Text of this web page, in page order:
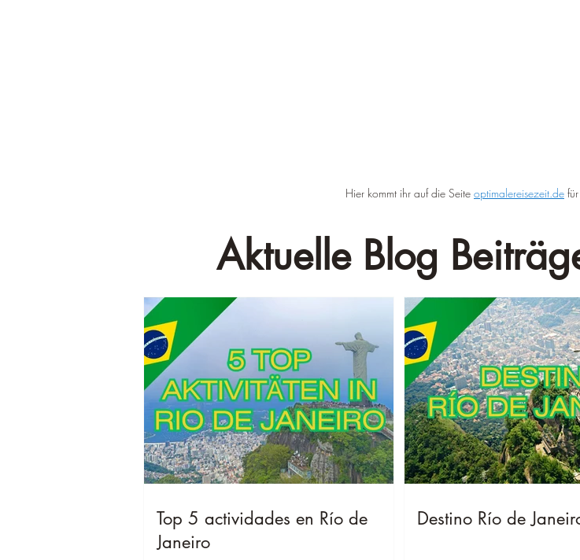
Hier kommt ihr auf die Seite optimalereisezeit.de
Aktuelle Blog
Top 5 actividades en Río de
Janeiro
Destino Río de